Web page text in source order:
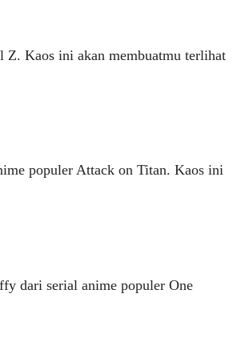
Z. Kaos ini akan membuatmu terlihat
populer Attack on Titan. Kaos ini
dari serial anime populer One